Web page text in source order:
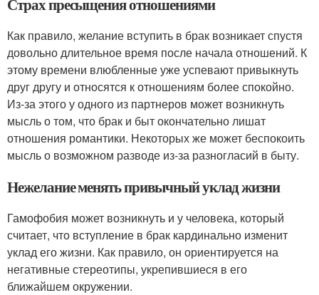
Страх пресыщения отношениями
Как правило, желание вступить в брак возникает спустя
довольно длительное время после начала отношений. К
этому времени влюбленные уже успевают привыкнуть
друг другу и относятся к отношениям более спокойно.
Из-за этого у одного из партнеров может возникнуть
мысль о том, что брак и быт окончательно лишат
отношения романтики. Некоторых же может беспокоить
мысль о возможном разводе из-за разногласий в быту.
Нежелание менять привычный уклад жизни
Гамофобия может возникнуть и у человека, который
считает, что вступление в брак кардинально изменит
уклад его жизни. Как правило, он ориентируется на
негативные стереотипы, укрепившиеся в его
ближайшем окружении.